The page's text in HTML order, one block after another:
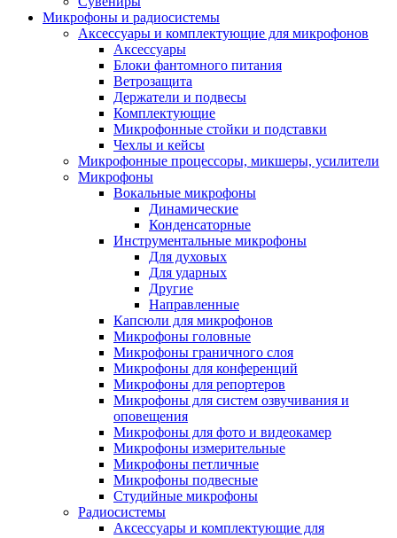
Микрофоны и радиосистемы
Аксессуары и комплектующие для микрофонов
Аксессуары
Блоки фантомного питания
Ветрозащита
Держатели и подвесы
Комплектующие
Микрофонные стойки и подставки
Чехлы и кейсы
Микрофонные процессоры, микшеры, усилители
Микрофоны
Вокальные микрофоны
Динамические
Конденсаторные
Инструментальные микрофоны
Для духовых
Для ударных
Другие
Направленные
Капсюли для микрофонов
Микрофоны головные
Микрофоны граничного слоя
Микрофоны для конференций
Микрофоны для репортеров
Микрофоны для систем озвучивания и
оповещения
Микрофоны для фото и видеокамер
Микрофоны измерительные
Микрофоны петличные
Микрофоны подвесные
Студийные микрофоны
Радиосистемы
Аксессуары и комплектующие для